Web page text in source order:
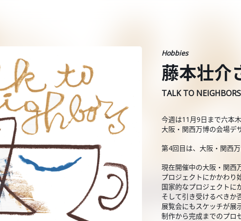
Hobbies
藤本壮介
TALK TO NEIGHBORS
今週は11月9日まで六本
大阪・関西万博の会場デ
第4回目は、大阪・関西万
現在開催中の大阪・関西
プロジェクトにかかわり
国家的なプロジェクトに
そして引き受けるべきか
展覧会にもスケッチが展
制作から完成までのプロ